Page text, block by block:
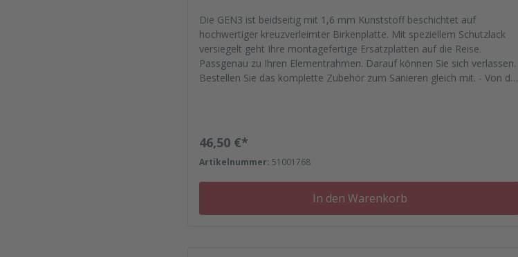
Die GEN3 ist beidseitig mit 1,6 mm Kunststoff beschichtet auf
hochwertiger kreuzverleimter Birkenplatte. Mit speziellem Schutzlack
versiegelt geht Ihre montagefertige Ersatzplatten auf die Reise.
Passgenau zu Ihren Elementrahmen. Darauf können Sie sich verlassen.
Bestellen Sie das komplette Zubehör zum Sanieren gleich mit. - Von der
Regulärer Preis:
46,50 €*
Artikelnummer: 51001768
In den Warenkorb